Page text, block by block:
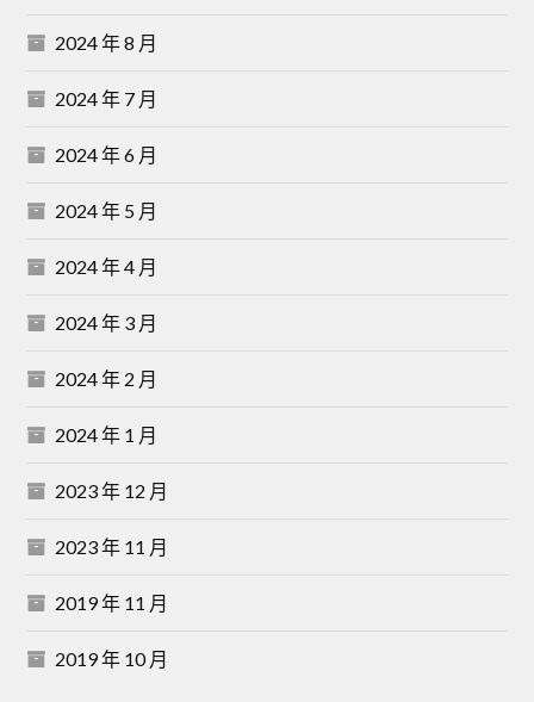
2024 年 8 月
2024 年 7 月
2024 年 6 月
2024 年 5 月
2024 年 4 月
2024 年 3 月
2024 年 2 月
2024 年 1 月
2023 年 12 月
2023 年 11 月
2019 年 11 月
2019 年 10 月